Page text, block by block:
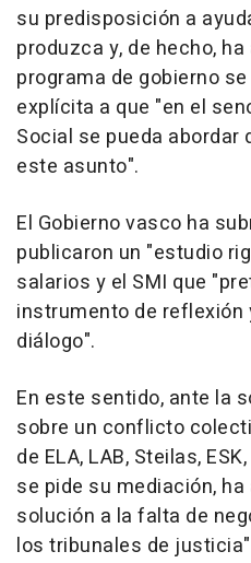
su predisposición a
produzca y, de hecho,
programa de gobierno
explícita a que "en el
Social se pueda
este asunto".
El Gobierno vasco ha
publicaron un "estudio
salarios y el SMI que
instrumento de reflexión
diálogo".
En este sentido, ante la
sobre un conflicto
de ELA, LAB, Steilas,
se pide su mediación,
solución a la falta de
los tribunales de